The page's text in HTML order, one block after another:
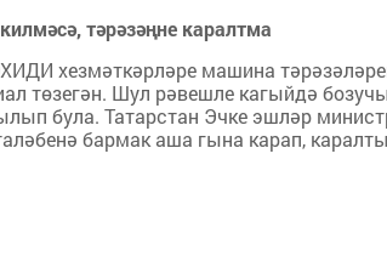
тәрәзәңне каралтма
хезмәткәрләре машина
төзегән. Шул рәвешле кагыйдә
була. Татарстан Эчке эшләр
бармак аша гына карап,